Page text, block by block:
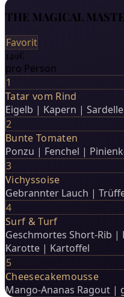
THE MAGICAL
Favorit
149€
pro Person
1
Tatar vom Rind
Eigelb | Kapern |
2
Bunte Tomaten
Ponzu | Fenchel |
3
Vichyssoise
Gebrannter Lauch |
4
Surf & Turf
Geschmortes Short-Rib |
Karotte | Kartoffel
5
Cheesecakemousse
Mango-Ananas Ragout |